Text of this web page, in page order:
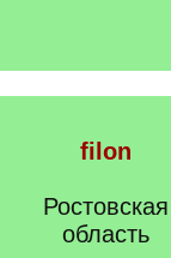
filon
Ростовская
область